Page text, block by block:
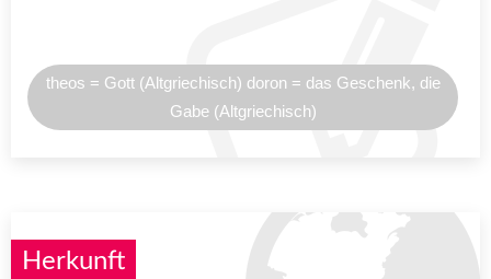
theos = Gott (Altgriechisch) doron = das Geschenk, die
Gabe (Altgriechisch)
Herkunft